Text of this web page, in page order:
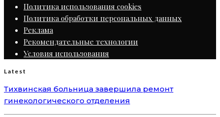
Политика использования cookies
Политика обработки персональных данных
Реклама
Рекомендательные технологии
Условия использования
Latest
Тихвинская больница завершила ремонт
гинекологического отделения